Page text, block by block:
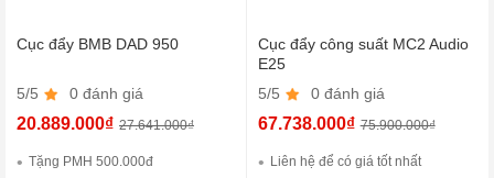
Cục đẩy BMB DAD 950
5/5 0 đánh giá
20.889.000₫ 27.641.000₫
Tặng PMH 500.000đ
Cục đẩy công suất MC2 Audio
E25
5/5
0 đánh giá
67.738.000₫ 75.900.000₫
Liên hệ để có giá tốt nhất